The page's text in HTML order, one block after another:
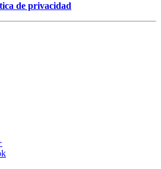
de privacidad